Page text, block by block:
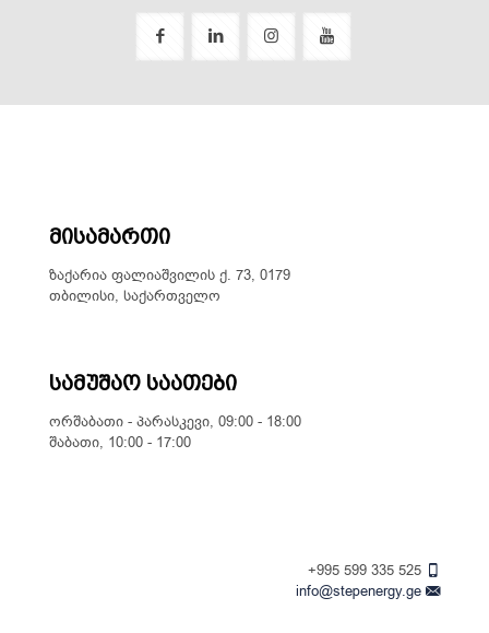
მისამართი
ზაქარია ფალიაშვილის ქ. 73, 0179
თბილისი, საქართველო
სამუშაო საათები
ორშაბათი - პარასკევი, 09:00 - 18:00
შაბათი, 10:00 - 17:00
+995 599 335 525
info@stepenergy.ge